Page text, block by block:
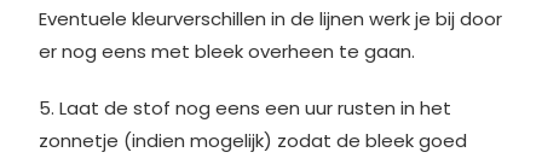
Eventuele kleurverschillen in de lijnen werk je bij door
er nog eens met bleek overheen te gaan.
5. Laat de stof nog eens een uur rusten in het
zonnetje (indien mogelijk) zodat de bleek goed